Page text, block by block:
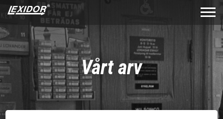
Vårt arv